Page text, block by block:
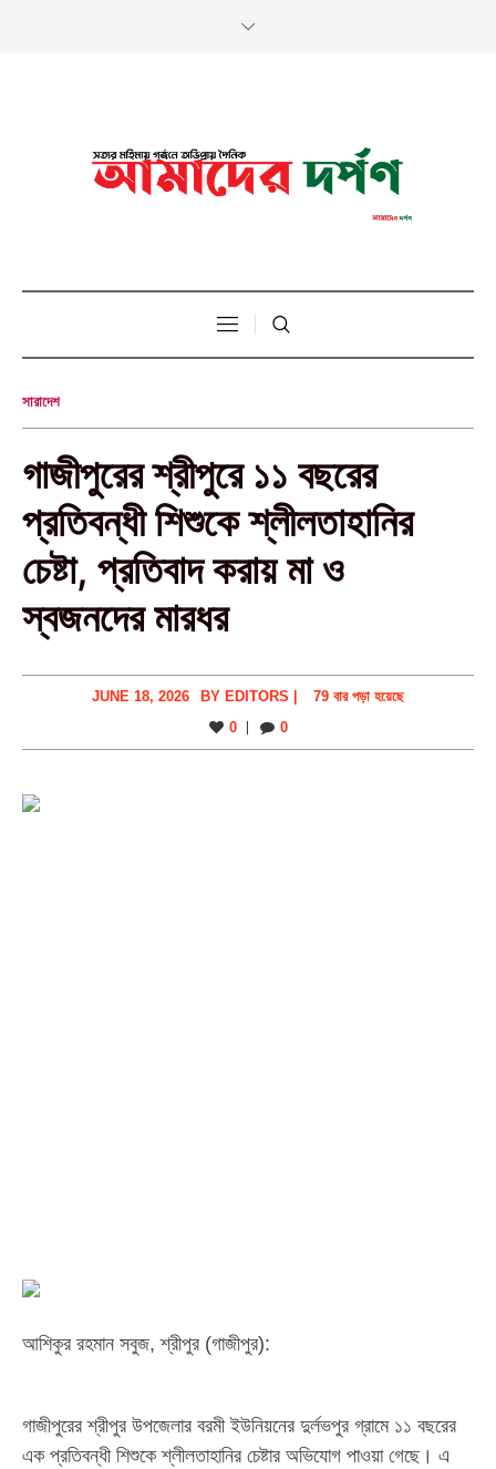
সারাদেশ
গাজীপুরের শ্রীপুরে ১১ বছরের
প্রতিবন্ধী শিশুকে শ্লীলতাহানির
চেষ্টা, প্রতিবাদ করায় মা ও
স্বজনদের মারধর‎
JUNE 18, 2026 BY EDITORS |
79 বার পড়া হয়েছে
0
0
‎​আশিকুর রহমান সবুজ, শ্রীপুর (গাজীপুর):
‎গাজীপুরের শ্রীপুর উপজেলার বরমী ইউনিয়নের দুর্লভপুর গ্রামে ১১ বছরের
এক প্রতিবন্ধী শিশুকে শ্লীলতাহানির চেষ্টার অভিযোগ পাওয়া গেছে। এ